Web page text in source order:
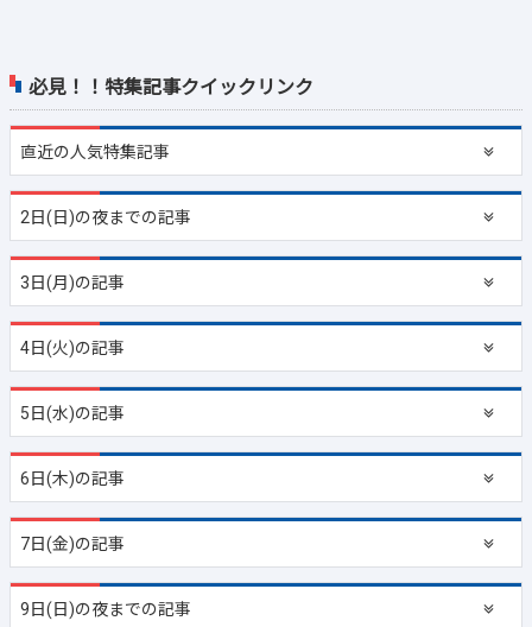
必見！！特集記事クイックリンク
直近の人気特集記事
2日(日)の夜までの記事
3日(月)の記事
4日(火)の記事
5日(水)の記事
6日(木)の記事
7日(金)の記事
9日(日)の夜までの記事